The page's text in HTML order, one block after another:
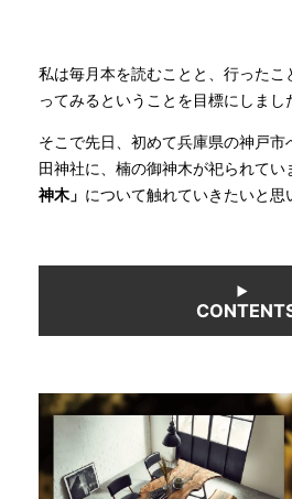
INFORMATION
MOKUBA CHANNEL
よくあるご質問
お問い合わせ
私は毎月本を読むことと、行った
ってみるということを目標にしまし
そこで先日、初めて兵庫県の神戸市
田神社に、楠の御神木が祀られてい
神木」 について触れていきたいと思